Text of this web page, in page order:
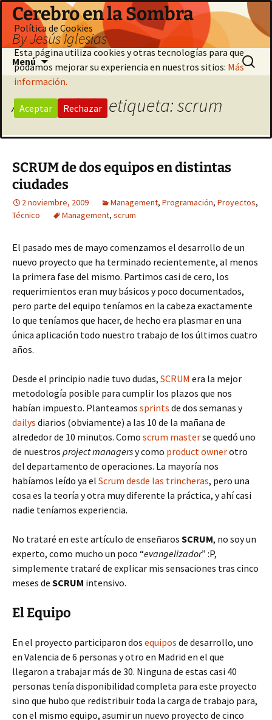
Saltar
contenido
Cerebro en la Sombra
By Jesús Iglesias
Menú Buscar:
Archivo de la etiqueta: scrum
SCRUM de dos equipos en distintas
ciudades
2 noviembre, 2009 Management, Programación, Proyectos,
Técnico
Management, scrum
El pasado mes de mayo comenzamos el desarrollo de un
nuevo proyecto que ha terminado recientemente, al menos
la primera fase del mismo. Partimos casi de cero, los
requerimientos eran muy básicos y poco documentados,
pero parte del equipo teníamos en la cabeza exactamente
lo que teníamos que hacer, de hecho era plasmar en una
única aplicación todo nuestro trabajo de los últimos cuatro
años.
Desde el principio nadie tuvo dudas, SCRUM era la mejor
metodología posible para cumplir los plazos que nos
habían impuesto. Planteamos sprints de dos semanas y
dailys diarios (obviamente) a las 10 de la mañana de
alrededor de 10 minutos. Como scrum masterse quedó uno
de nuestros project managersy como product ownerotro
del departamento de operaciones. La mayoría nos
habíamos leído ya el Scrum desde las trincheras, pero una
cosa es la teoría y otra muy diferente la práctica, y ahí casi
nadie teníamos experiencia.
No trataré en este artículo de enseñaros SCRUM, no soy un
experto, como mucho un poco “evangelizador” :P,
simplemente trataré de explicar mis sensaciones tras cinco
meses de SCRUM intensivo.
El Equipo
En el proyecto participaron dos equipos de desarrollo, uno
en Valencia de 6 personas y otro en Madrid en el que
llegaron a trabajar más de 30. Ninguna de estas casi 40
personas tenía disponibilidad completa para este proyecto
sino que hubo que redistribuir toda la carga de trabajo para,
con el mismo equipo, asumir un nuevo proyecto de cinco
Política de Cookies
Esta página utiliza cookies y otras tecnologías para que
podamos mejorar su experiencia en nuestros sitios: Más
información.
Aceptar Rechazar